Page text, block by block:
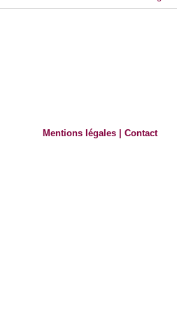
Mentions légales |Contact